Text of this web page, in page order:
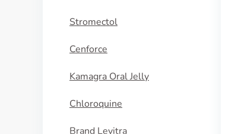
Stromectol
Cenforce
Kamagra Oral Jelly
Chloroquine
Brand Levitra